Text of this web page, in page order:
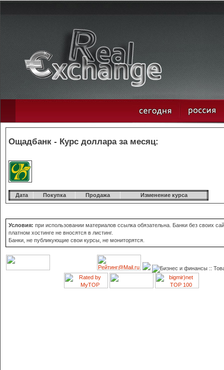
Ощадбанк - Курс доллара за месяц:
Дата Покупка Продажа Изменение курса
Условия: при использовании материалов ссылка обязательна. Банки без своих
платном хостинге не вносятся в листинг.
Банки, не публикующие свои курсы, не мониторятся.